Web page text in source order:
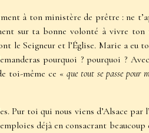
à ton ministère de prêtre : ne
sur ta bonne volonté à vivre ton
le Seigneur et l’Église. Marie a eu
pourquoi ? pourquoi ?
toi-même ce «que tout se passe pour
Pur toi qui nous viens d’Alsace par
déjà en consacrant beaucoup